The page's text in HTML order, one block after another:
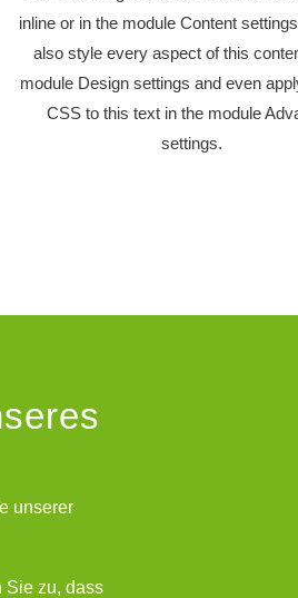
inline or in the module Content
also style every aspect of this
module Design settings and even
CSS to this text in the module
settings.
unserer
Sie zu, dass